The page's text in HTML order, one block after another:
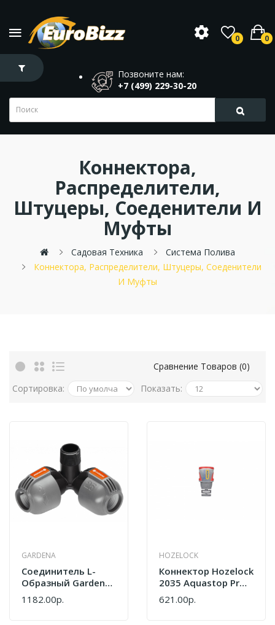
0 0
Позвоните нам:
+7 (499) 229-30-20
Коннектора,
Распределители,
Штуцеры, Соеденители И
Муфты
Садовая Техника
Система Полива
Коннектора, Распределители, Штуцеры, Соеденители
И Муфты
Сравнение Товаров (0)
Сортировка:
Показать:
GARDENA
Cоединитель L-
Образный Gardena
02764-20.000.00
1182.00р.
HOZELOCK
Коннектор Hozelock
2035 Aquastop Pro
(12,5 Мм И 15 Мм)
621.00р.